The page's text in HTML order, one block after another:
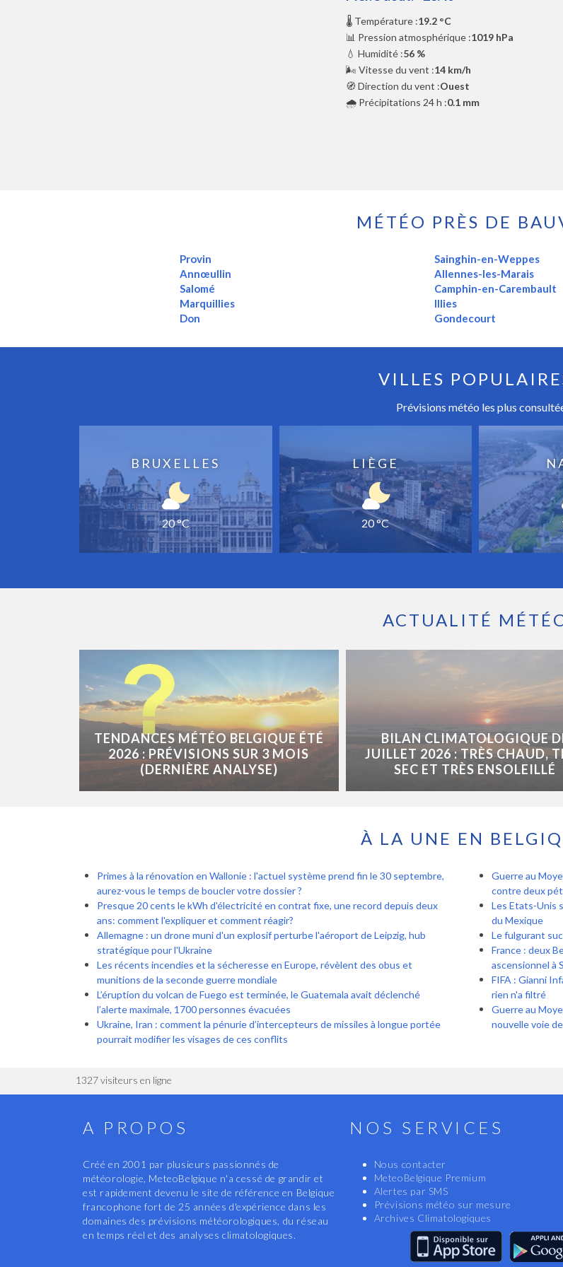
🌡️ Température :19.2 °C
📊 Pression atmosphérique :1019 hPa
💧 Humidité :56 %
🌬️ Vitesse du vent :14 km/h
🧭 Direction du vent :Ouest
🌧️ Précipitations 24 h :0.1 mm
MÉTÉO PRÈS DE
Provin
Annœullin
Salomé
Marquillies
Don
Sainghin-en-Weppes
Allennes-les-Marais
Camphin-en-Carembault
Illies
Gondecourt
VILLES
Prévisions météo les plus
BRUXELLES
20 °C
LIÈGE
20 °C
ACTUALITÉ
TENDANCES MÉTÉO BELGIQUE ÉTÉ
2026 : PRÉVISIONS SUR 3 MOIS
(DERNIÈRE ANALYSE)
BILAN CLIMATOLOGIQUE
JUILLET 2026 : TRÈS CHAUD,
SEC ET TRÈS ENSOLEILLÉ
À LA UNE EN
Primes à la rénovation en Wallonie : l'actuel système prend fin le 30 septembre,
aurez-vous le temps de boucler votre dossier ?
Presque 20 cents le kWh d'électricité en contrat fixe, une record depuis deux
ans: comment l'expliquer et comment réagir?
Allemagne : un drone muni d'un explosif perturbe l'aéroport de Leipzig, hub
stratégique pour l'Ukraine
Les récents incendies et la sécheresse en Europe, révèlent des obus et
munitions de la seconde guerre mondiale
L’éruption du volcan de Fuego est terminée, le Guatemala avait déclenché
l’alerte maximale, 1700 personnes évacuées
Ukraine, Iran : comment la pénurie d’intercepteurs de missiles à longue portée
pourrait modifier les visages de ces conflits
Guerre au
contre deux
Les Etats-Unis
du Mexique
Le fulgurant
France : deux
ascensionnel à
FIFA : Gianni
rien n'a filtré
Guerre au
nouvelle voie
1327 visiteurs en ligne
A PROPOS
Créé en 2001 par plusieurs passionnés de
météorologie, MeteoBelgique n'a cessé de grandir et
est rapidement devenu le site de référence en Belgique
francophone fort de 25 années d'expérience dans les
domaines des prévisions météorologiques, du réseau
en temps réel et des analyses climatologiques.
NOS SERVICES
Nous contacter
MeteoBelgique Premium
Alertes par SMS
Prévisions météo sur mesure
Archives Climatologiques